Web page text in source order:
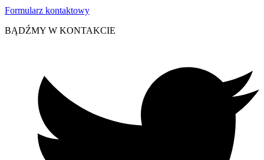
Formularz kontaktowy
BĄDŹMY W KONTAKCIE